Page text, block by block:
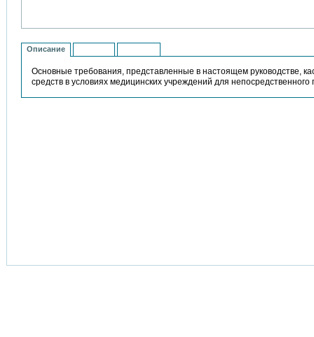
Описание
Основные требования, представленные в настоящем руководстве,
средств в условиях медицинских учреждений для